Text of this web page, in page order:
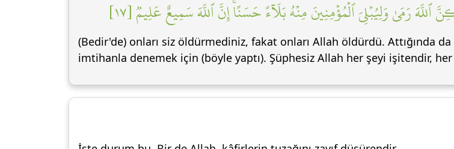
رَمَىٰ وَلِيُبۡلِيَ ٱلۡمُؤۡمِنِينَ مِنۡهُ بَلَآءً حَسَنًاۚ إِنَّ ٱللَّهَ سَمِيعٌ عَلِيمٞ [١٧]
(Bedir'de) onları siz öldürmediniz, fakat onları Allah öldürdü. Attığında
imtihanla denemek için (böyle yaptı). Şüphesiz Allah her şeyi işitendir,